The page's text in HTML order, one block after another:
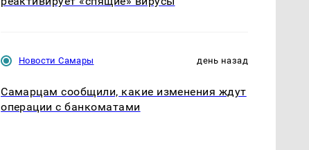
Новости Самары день назад
Самарцам сообщили, какие изменения ждут
операции с банкоматами